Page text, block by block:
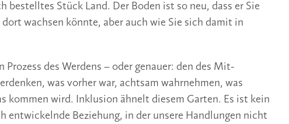
bestelltes Stück Land. Der Boden ist so neu, dass er Sie
wachsen könnte, aber auch wie Sie sich damit in
des Werdens – oder genauer: den des Mit-
was vorher war, achtsam wahrnehmen, was
kommen wird. Inklusion ähnelt diesem Garten. Es ist kein
entwickelnde Beziehung, in der unsere Handlungen nicht